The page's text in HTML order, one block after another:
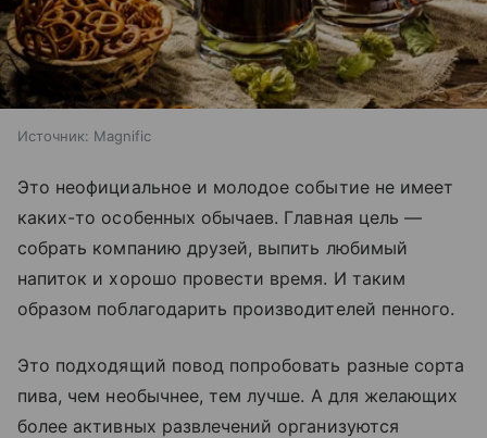
Источник: Magnific
Это неофициальное и молодое событие не имеет
каких-то особенных обычаев. Главная цель —
собрать компанию друзей, выпить любимый
напиток и хорошо провести время. И таким
образом поблагодарить производителей пенного.
Это подходящий повод попробовать разные сорта
пива, чем необычнее, тем лучше. А для желающих
более активных развлечений организуются